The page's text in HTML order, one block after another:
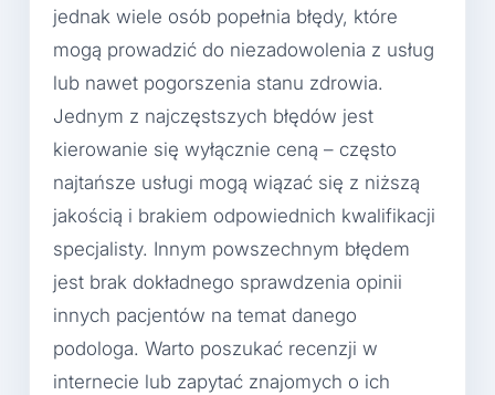
jednak wiele osób popełnia błędy, które
mogą prowadzić do niezadowolenia z usług
lub nawet pogorszenia stanu zdrowia.
Jednym z najczęstszych błędów jest
kierowanie się wyłącznie ceną – często
najtańsze usługi mogą wiązać się z niższą
jakością i brakiem odpowiednich kwalifikacji
specjalisty. Innym powszechnym błędem
jest brak dokładnego sprawdzenia opinii
innych pacjentów na temat danego
podologa. Warto poszukać recenzji w
internecie lub zapytać znajomych o ich